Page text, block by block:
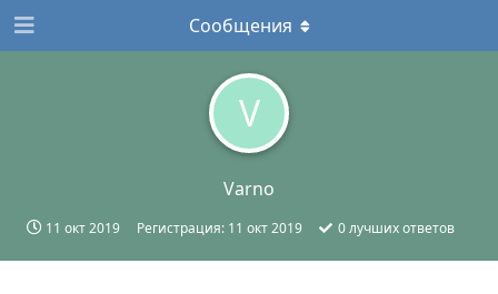
V
Varno
11 окт 2019 Регистрация: 11 окт 2019 0лучших ответов
Сообщения